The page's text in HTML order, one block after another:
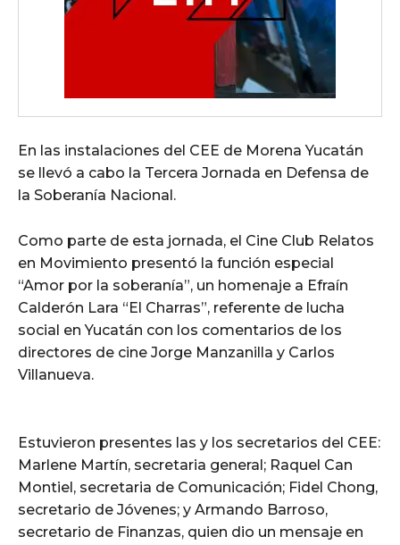
En las instalaciones del CEE de Morena Yucatán
se llevó a cabo la Tercera Jornada en Defensa de
la Soberanía Nacional.
Como parte de esta jornada, el Cine Club Relatos
en Movimiento presentó la función especial
“Amor por la soberanía”, un homenaje a Efraín
Calderón Lara “El Charras”, referente de lucha
social en Yucatán con los comentarios de los
directores de cine Jorge Manzanilla y Carlos
Villanueva.
Estuvieron presentes las y los secretarios del CEE:
Marlene Martín, secretaria general; Raquel Can
Montiel, secretaria de Comunicación; Fidel Chong,
secretario de Jóvenes; y Armando Barroso,
secretario de Finanzas, quien dio un mensaje en